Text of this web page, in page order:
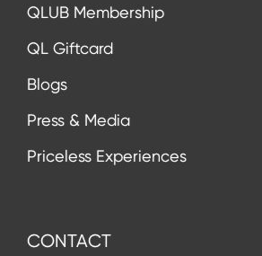
QLUB Membership
QL Giftcard
Blogs
Press & Media
Priceless Experiences
CONTACT